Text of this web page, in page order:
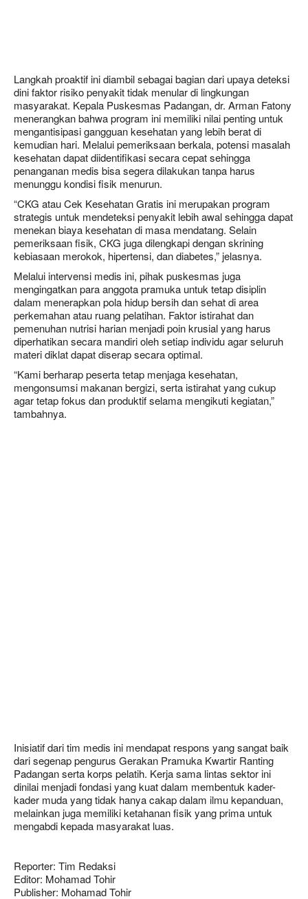
Langkah proaktif ini diambil sebagai bagian dari upaya deteksi
dini faktor risiko penyakit tidak menular di lingkungan
masyarakat. Kepala Puskesmas Padangan, dr. Arman Fatony
menerangkan bahwa program ini memiliki nilai penting untuk
mengantisipasi gangguan kesehatan yang lebih berat di
kemudian hari. Melalui pemeriksaan berkala, potensi masalah
kesehatan dapat diidentifikasi secara cepat sehingga
penanganan medis bisa segera dilakukan tanpa harus
menunggu kondisi fisik menurun.
“CKG atau Cek Kesehatan Gratis ini merupakan program
strategis untuk mendeteksi penyakit lebih awal sehingga dapat
menekan biaya kesehatan di masa mendatang. Selain
pemeriksaan fisik, CKG juga dilengkapi dengan skrining
kebiasaan merokok, hipertensi, dan diabetes,” jelasnya.
Melalui intervensi medis ini, pihak puskesmas juga
mengingatkan para anggota pramuka untuk tetap disiplin
dalam menerapkan pola hidup bersih dan sehat di area
perkemahan atau ruang pelatihan. Faktor istirahat dan
pemenuhan nutrisi harian menjadi poin krusial yang harus
diperhatikan secara mandiri oleh setiap individu agar seluruh
materi diklat dapat diserap secara optimal.
“Kami berharap peserta tetap menjaga kesehatan,
mengonsumsi makanan bergizi, serta istirahat yang cukup
agar tetap fokus dan produktif selama mengikuti kegiatan,”
tambahnya.
Inisiatif dari tim medis ini mendapat respons yang sangat baik
dari segenap pengurus Gerakan Pramuka Kwartir Ranting
Padangan serta korps pelatih. Kerja sama lintas sektor ini
dinilai menjadi fondasi yang kuat dalam membentuk kader-
kader muda yang tidak hanya cakap dalam ilmu kepanduan,
melainkan juga memiliki ketahanan fisik yang prima untuk
mengabdi kepada masyarakat luas.
Reporter: Tim Redaksi
Editor: Mohamad Tohir
Publisher: Mohamad Tohir